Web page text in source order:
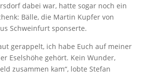
dabei war, hatte sogar noch ein
Bälle, die Martin Kupfer von
Schweinfurt sponserte.
gerappelt, ich habe Euch auf meiner
Eselshöhe gehört. Kein Wunder,
zusammen kam“, lobte Stefan